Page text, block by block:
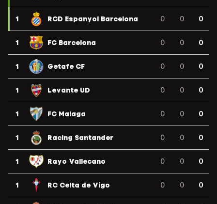
1 RCD Espanyol Barcelona 0 0 0
1 FC Barcelona 0 0 0
1 Getafe CF 0 0 0
1 Levante UD 0 0 0
1 FC Malaga 0 0 0
1 Racing Santander 0 0 0
1 Rayo Vallecano 0 0 0
1 RC Celta de Vigo 0 0 0